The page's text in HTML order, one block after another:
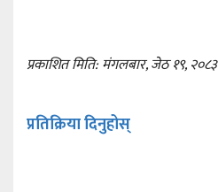
प्रकाशित मिति: मंगलबार, जेठ १९, २०८३
प्रतिक्रिया दिनुहोस्